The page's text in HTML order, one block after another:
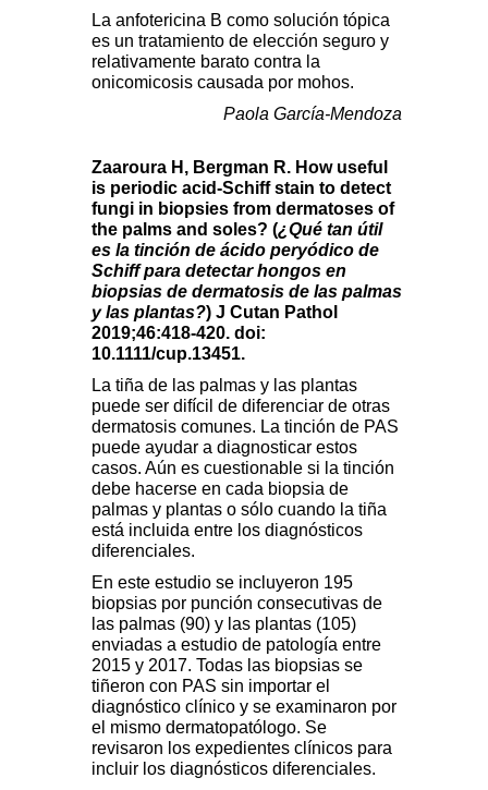
La anfotericina B como solución tópica
es un tratamiento de elección seguro y
relativamente barato contra la
onicomicosis causada por mohos.
Paola García-Mendoza
Zaaroura H, Bergman R. How useful
is periodic acid-Schiff stain to detect
fungi in biopsies from dermatoses of
the palms and soles? (¿Qué tan útil
es la tinción de ácido peryódico de
Schiff para detectar hongos en
biopsias de dermatosis de las palmas
y las plantas?) J Cutan Pathol
2019;46:418-420. doi:
10.1111/cup.13451.
La tiña de las palmas y las plantas
puede ser difícil de diferenciar de otras
dermatosis comunes. La tinción de PAS
puede ayudar a diagnosticar estos
casos. Aún es cuestionable si la tinción
debe hacerse en cada biopsia de
palmas y plantas o sólo cuando la tiña
está incluida entre los diagnósticos
diferenciales.
En este estudio se incluyeron 195
biopsias por punción consecutivas de
las palmas (90) y las plantas (105)
enviadas a estudio de patología entre
2015 y 2017. Todas las biopsias se
tiñeron con PAS sin importar el
diagnóstico clínico y se examinaron por
el mismo dermatopatólogo. Se
revisaron los expedientes clínicos para
incluir los diagnósticos diferenciales.